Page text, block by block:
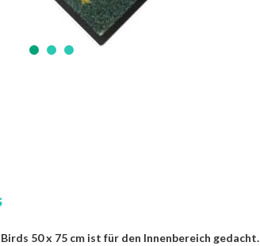
50 x 75 cm ist für den Innenbereich gedacht.